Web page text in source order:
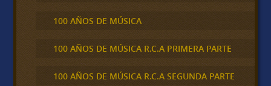
100 AÑOS DE MÚSICA
100 AÑOS DE MÚSICA R.C.A PRIMERA PARTE
100 AÑOS DE MÚSICA R.C.A SEGUNDA PARTE